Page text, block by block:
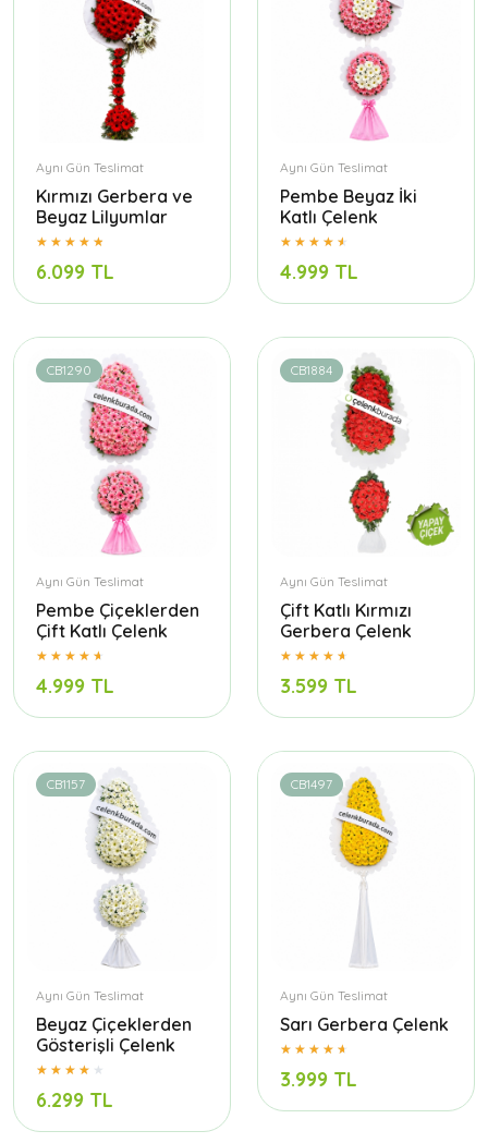
Aynı Gün Teslimat
Kırmızı Gerbera ve
Beyaz Lilyumlar
6.099 TL
Aynı Gün Teslimat
Pembe Beyaz İki
Katlı Çelenk
4.999 TL
CB1290
Aynı Gün Teslimat
Pembe Çiçeklerden
Çift Katlı Çelenk
4.999 TL
CB1884
Aynı Gün Teslimat
Çift Katlı Kırmızı
Gerbera Çelenk
3.599 TL
CB1157
Aynı Gün Teslimat
Beyaz Çiçeklerden
Gösterişli Çelenk
6.299 TL
CB1497
Aynı Gün Teslimat
Sarı Gerbera Çelenk
3.999 TL